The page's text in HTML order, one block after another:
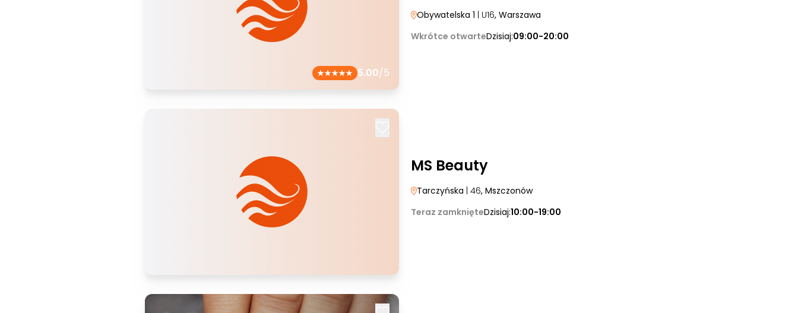
5.00/5
Obywatelska 1 | U16, Warszawa
Wkrótce otwarteDzisiaj:09:00-20:00
MS Beauty
Tarczyńska | 46, Mszczonów
Teraz zamknięteDzisiaj:10:00-19:00